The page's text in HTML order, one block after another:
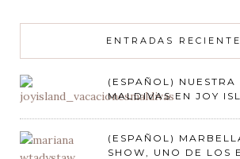
ENTRADAS
(ESPAÑOL)
MALDIVAS EN JOY
(ESPAÑOL)
SHOW, UNO DE LOS